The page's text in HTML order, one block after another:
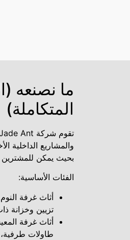
ما نصنعه
المتكاملة)
والمشاريع الداخلية
بحيث يمكن للمشترين
الفئات الأساسية:
أثاث غرفة
تزيين وخزانة
أثاث غرفة
طاولات